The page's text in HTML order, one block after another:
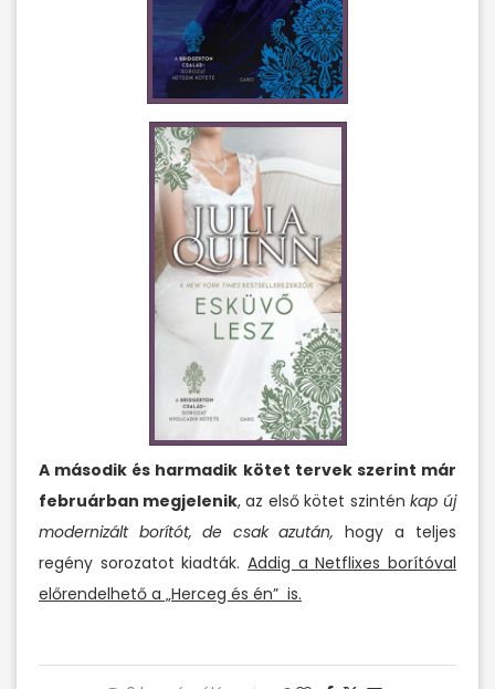
A második és harmadik kötet tervek szerint már
februárban megjelenik, az első kötet szintén kap új
modernizált borítót, de csak azután, hogy a teljes
regény sorozatot kiadták. Addig a Netflixes borítóval
előrendelhető a „Herceg és én” is.